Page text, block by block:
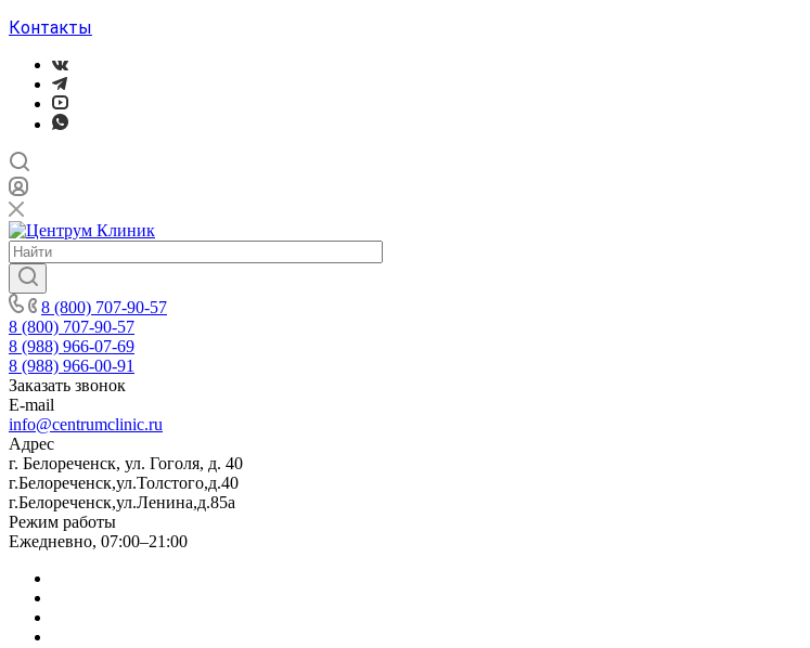
Контакты
8 (800) 707-90-57
8 (800) 707-90-57
8 (988) 966-07-69
8 (988) 966-00-91
Заказать звонок
E-mail
info@centrumclinic.ru
Адрес
г. Белореченск, ул. Гоголя, д. 40
г.Белореченск,ул.Толстого,д.40
г.Белореченск,ул.Ленина,д.85а
Режим работы
Ежедневно, 07:00–21:00